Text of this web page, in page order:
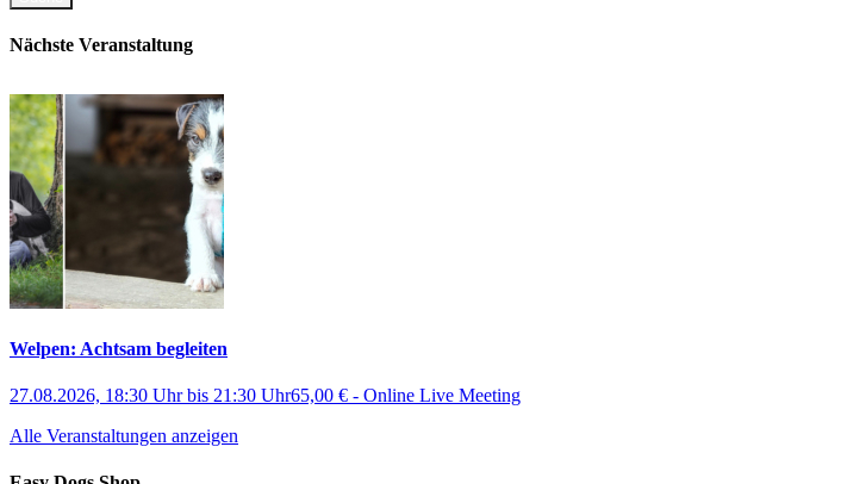
Nächste Veranstaltung
Welpen: Achtsam begleiten
27.08.2026, 18:30 Uhrbis 21:30 Uhr65,00 € - Online Live Meeting
Alle Veranstaltungen anzeigen